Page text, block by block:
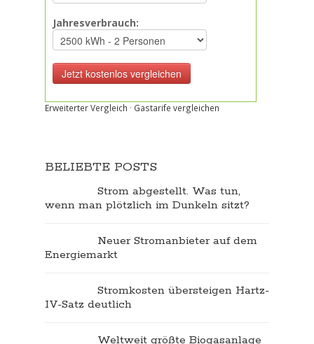
Jahresverbrauch:
Erweiterter Vergleich · Gastarife vergleichen
BELIEBTE POSTS
Strom abgestellt. Was tun,
wenn man plötzlich im Dunkeln sitzt?
Neuer Stromanbieter auf dem
Energiemarkt
Stromkosten übersteigen Hartz-
IV-Satz deutlich
Weltweit größte Biogasanlage